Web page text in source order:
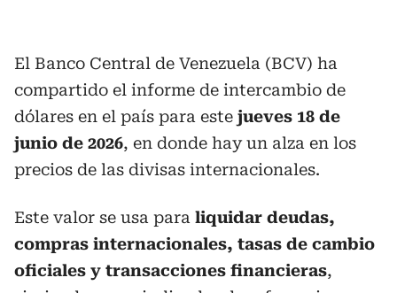
El Banco Central de Venezuela (BCV) ha
compartido el informe de intercambio de
dólares en el país para este jueves 18 de
junio de 2026, en donde hay un alza en los
precios de las divisas internacionales.
Este valor se usa para liquidar deudas,
compras internacionales, tasas de cambio
oficiales y transacciones financieras,